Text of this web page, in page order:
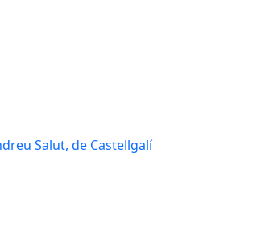
Salut, de Castellgalí